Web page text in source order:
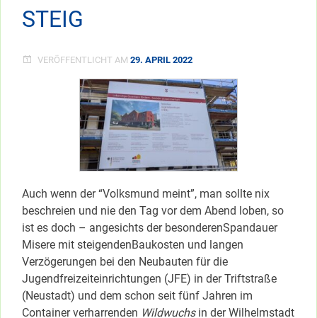
STEIG
VERÖFFENTLICHT AM 29. APRIL 2022
Auch wenn der “Volksmund meint”, man sollte nix
beschreien und nie den Tag vor dem Abend loben, so
ist es doch – angesichts der besonderenSpandauer
Misere mit steigendenBaukosten und langen
Verzögerungen bei den Neubauten für die
Jugendfreizeiteinrichtungen (JFE) in der Triftstraße
(Neustadt) und dem schon seit fünf Jahren im
Container verharrenden Wildwuchsin der Wilhelmstadt